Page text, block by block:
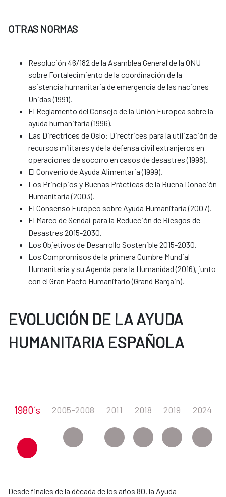
OTRAS NORMAS
Resolución 46/182 de la Asamblea General de la ONU
sobre Fortalecimiento de la coordinación de la
asistencia humanitaria de emergencia de las naciones
Unidas (1991).
El Reglamento del Consejo de la Unión Europea sobre la
ayuda humanitaria (1996).
Las Directrices de Oslo: Directrices para la utilización de
recursos militares y de la defensa civil extranjeros en
operaciones de socorro en casos de desastres (1998).
El Convenio de Ayuda Alimentaria (1999).
Los Principios y Buenas Prácticas de la Buena Donación
Humanitaria (2003).
El Consenso Europeo sobre Ayuda Humanitaria (2007).
El Marco de Sendai para la Reducción de Riesgos de
Desastres 2015-2030.
Los Objetivos de Desarrollo Sostenible 2015-2030.
Los Compromisos de la primera Cumbre Mundial
Humanitaria y su Agenda para la Humanidad (2016), junto
con el Gran Pacto Humanitario (Grand Bargain).
EVOLUCIÓN DE LA AYUDA
HUMANITARIA ESPAÑOLA
1980´s 2005-2008 2011 2018 2019 2024
Desde finales de la década de los años 80, la Ayuda